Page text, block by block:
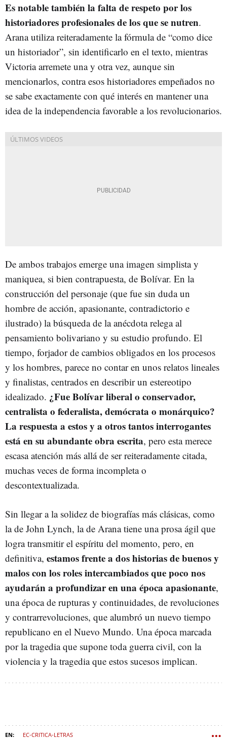
Es notable también la falta de respeto por los
historiadores profesionales de los que se nutren.
Arana utiliza reiteradamente la fórmula de “como dice
un historiador”, sin identificarlo en el texto, mientras
Victoria arremete una y otra vez, aunque sin
mencionarlos, contra esos historiadores empeñados no
se sabe exactamente con qué interés en mantener una
idea de la independencia favorable a los revolucionarios.
De ambos trabajos emerge una imagen simplista y
maniquea, si bien contrapuesta, de Bolívar. En la
construcción del personaje (que fue sin duda un
hombre de acción, apasionante, contradictorio e
ilustrado) la búsqueda de la anécdota relega al
pensamiento bolivariano y su estudio profundo. El
tiempo, forjador de cambios obligados en los procesos
y los hombres, parece no contar en unos relatos lineales
y finalistas, centrados en describir un estereotipo
idealizado. ¿Fue Bolívar liberal o conservador,
centralista o federalista, demócrata o monárquico?
La respuesta a estos y a otros tantos interrogantes
está en su abundante obra escrita, pero esta merece
escasa atención más allá de ser reiteradamente citada,
muchas veces de forma incompleta o
descontextualizada.
Sin llegar a la solidez de biografías más clásicas, como
la de John Lynch, la de Arana tiene una prosa ágil que
logra transmitir el espíritu del momento, pero, en
definitiva, estamos frente a dos historias de buenos y
malos con los roles intercambiados que poco nos
ayudarán a profundizar en una época apasionante,
una época de rupturas y continuidades, de revoluciones
y contrarrevoluciones, que alumbró un nuevo tiempo
republicano en el Nuevo Mundo. Una época marcada
por la tragedia que supone toda guerra civil, con la
violencia y la tragedia que estos sucesos implican.
EC-CRITICA-LETRAS